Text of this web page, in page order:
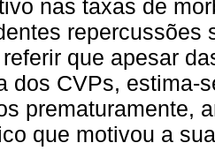
nas taxas de
repercussões
que apesar
dos CVPs, estima-
prematuramente,
que motivou a